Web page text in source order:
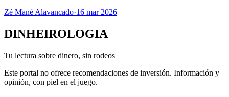
Zé Mané Alavancado·16 mar 2026
DINHEIROLOGIA
Tu lectura sobre dinero, sin rodeos
Este portal no ofrece recomendaciones de inversión. Información y
opinión, con piel en el juego.